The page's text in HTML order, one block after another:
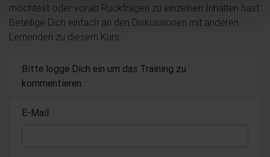
möchtest oder vorab Rückfragen zu einzelnen Inhalten hast:
Beteilige Dich einfach an den Diskussionen mit anderen
Lernenden zu diesem Kurs.
Bitte logge Dich ein um das Training zu
kommentieren.
E-Mail